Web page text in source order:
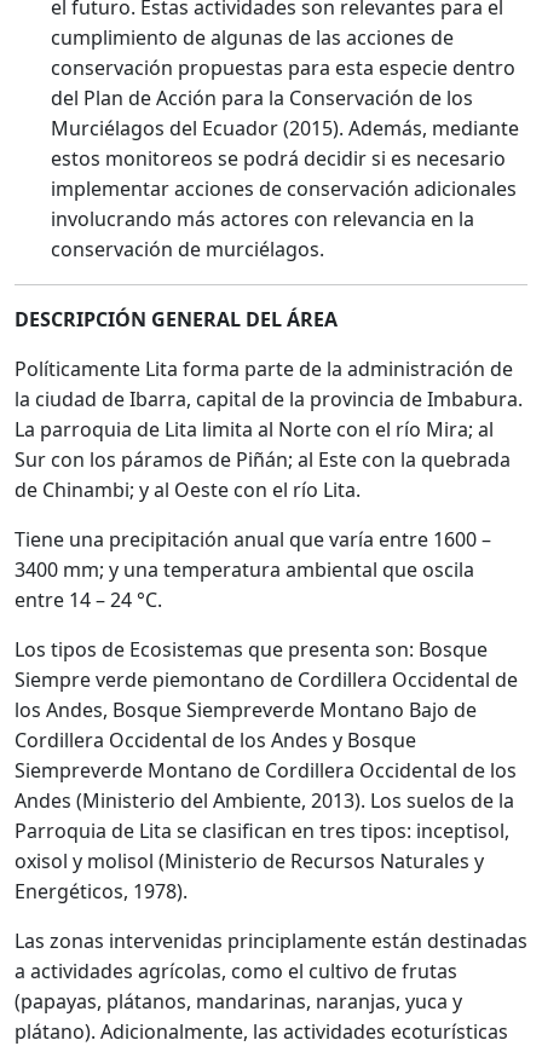
el futuro. Estas actividades son relevantes para el
cumplimiento de algunas de las acciones de
conservación propuestas para esta especie dentro
del Plan de Acción para la Conservación de los
Murciélagos del Ecuador (2015). Además, mediante
estos monitoreos se podrá decidir si es necesario
implementar acciones de conservación adicionales
involucrando más actores con relevancia en la
conservación de murciélagos.
DESCRIPCIÓN GENERAL DEL ÁREA
Políticamente Lita forma parte de la administración de
la ciudad de Ibarra, capital de la provincia de Imbabura.
La parroquia de Lita limita al Norte con el río Mira; al
Sur con los páramos de Piñán; al Este con la quebrada
de Chinambi; y al Oeste con el río Lita.
Tiene una precipitación anual que varía entre 1600 –
3400 mm; y una temperatura ambiental que oscila
entre 14 – 24 °C.
Los tipos de Ecosistemas que presenta son: Bosque
Siempre verde piemontano de Cordillera Occidental de
los Andes, Bosque Siempreverde Montano Bajo de
Cordillera Occidental de los Andes y Bosque
Siempreverde Montano de Cordillera Occidental de los
Andes (Ministerio del Ambiente, 2013). Los suelos de la
Parroquia de Lita se clasifican en tres tipos: inceptisol,
oxisol y molisol (Ministerio de Recursos Naturales y
Energéticos, 1978).
Las zonas intervenidas principlamente están destinadas
a actividades agrícolas, como el cultivo de frutas
(papayas, plátanos, mandarinas, naranjas, yuca y
plátano). Adicionalmente, las actividades ecoturísticas